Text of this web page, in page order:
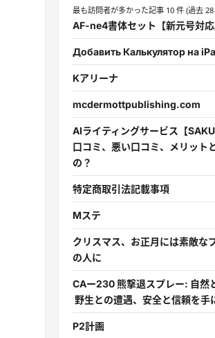
最も訪問者が多かった記事 10 件 (過去
AF-ne4書体セット【新元号対応
Добавить Калькулятор на
Kアリーナ
mcdermottpublishing.com
AIライティングサービス【
口コミ、悪い口コミ、メリット
の？
特定商取引法記載事項
Mステ
クリスマス、お正月には素敵な
の人に
CAー230 熊撃退スプレー: 自然
野生との遭遇、安全と信頼を手
P2計画